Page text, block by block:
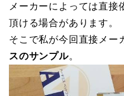
メーカーによっては直接
頂ける場合があります。
そこで私が今回直接メー
スのサンプル。